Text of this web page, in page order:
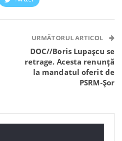
Viber
URMĂTORUL ARTICOL
DOC//Boris Lupașcu se
retrage. Acesta renunță
la mandatul oferit de
PSRM-Șor